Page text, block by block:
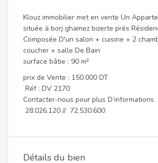
Klouz immobilier met en vente Un
située à borj ghamez bizerte prés
Composée D'un salon + cuisine + 2
coucher + salle De Bain
surface bâtie : 90 m²
prix de Vente : 150.000 DT
Réf : DV 2170
Contacter-nous pour plus D’informations
28.026.120 // 72.530.600
Détails du bien